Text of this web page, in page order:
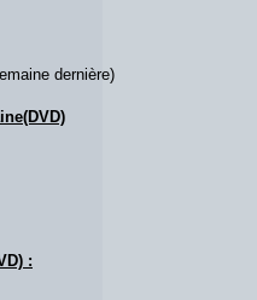
dernière)
: